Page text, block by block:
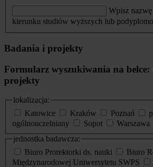
Wpisz
kierunku studiów wyższych lub
Badania i projekty
Formularz wyszukiwania na belce:
projekty
lokalizacja:
Katowice
Kraków Poznań
ogólnouczelniany
Sopot Warszawa
jednostka badawcza:
Biuro Prorektorki ds. nauki
Biuro
Międzynarodowej Uniwersytetu SWPS